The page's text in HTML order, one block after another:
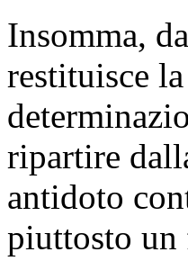
Insomma,
restituisce
ripartire
antidoto
piuttosto un